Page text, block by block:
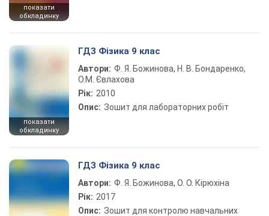
показати
обкладинку
показати
обкладинку
ГДЗ Фізика 9 клас
Автори: Ф. Я. Божинова, Н. В. Бондаренко,
О.М. Євлахова
Рік: 2010
Опис: Зошит для лабораторних робіт
ГДЗ Фізика 9 клас
Автори: Ф. Я. Божинова, О. О. Кірюхіна
Рік: 2017
Опис: Зошит для контролю навчальних